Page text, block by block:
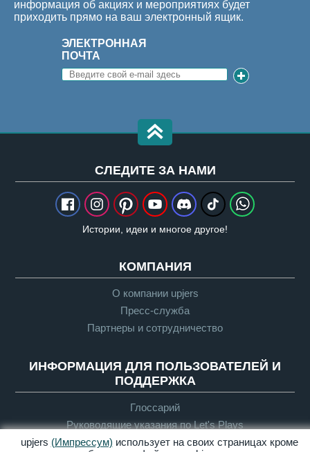
информация об акциях и мероприятиях будет
приходить прямо на ваш электронный ящик.
ЭЛЕКТРОННАЯ
ПОЧТА
CЛЕДИТЕ ЗА НАМИ
Истории, идеи и многое другое!
КОМПАНИЯ
О компании upjers
Пресс-служба
Партнеры и сотрудничество
ИНФОРМАЦИЯ ДЛЯ ПОЛЬЗОВАТЕЛЕЙ И
ПОДДЕРЖКА
Глоссарий
Руководящие указания по Let's Plays
Служба поддержки
upjers (Импрессум) использует на своих страницах кроме